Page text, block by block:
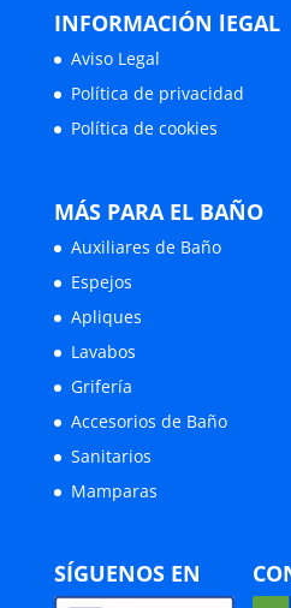
INFORMACIÓN lEGAL
Aviso Legal
Política de privacidad
Política de cookies
MÁS PARA EL BAÑO
Auxiliares de Baño
Espejos
Apliques
Lavabos
Grifería
Accesorios de Baño
Sanitarios
Mamparas
SÍGUENOS EN